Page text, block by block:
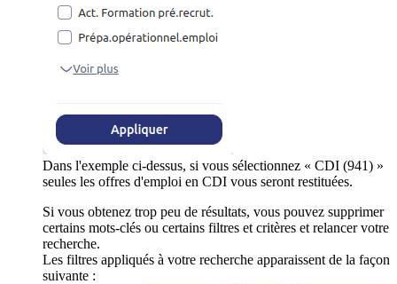
Dans l'exemple ci-dessus, si vous sélectionnez « CDI (941) »
seules les offres d'emploi en CDI vous seront restituées.
Si vous obtenez trop peu de résultats, vous pouvez supprimer
certains mots-clés ou certains filtres et critères et relancer votre
recherche.
Les filtres appliqués à votre recherche apparaissent de la façon
suivante :